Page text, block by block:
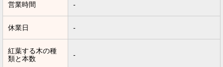
営業時間 -
休業日 -
紅葉する木の種
類と本数
-